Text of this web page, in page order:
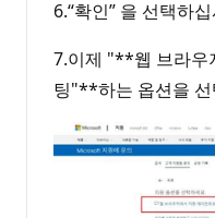
6.“확인” 을 선택하
7.이제 "**웹 브라우
팅"**하는 옵션을 선